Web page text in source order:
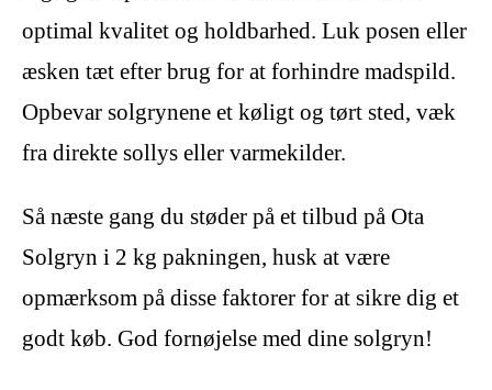
optimal kvalitet og holdbarhed. Luk posen eller
æsken tæt efter brug for at forhindre madspild.
Opbevar solgrynene et køligt og tørt sted, væk
fra direkte sollys eller varmekilder.
Så næste gang du støder på et tilbud på Ota
Solgryn i 2 kg pakningen, husk at være
opmærksom på disse faktorer for at sikre dig et
godt køb. God fornøjelse med dine solgryn!